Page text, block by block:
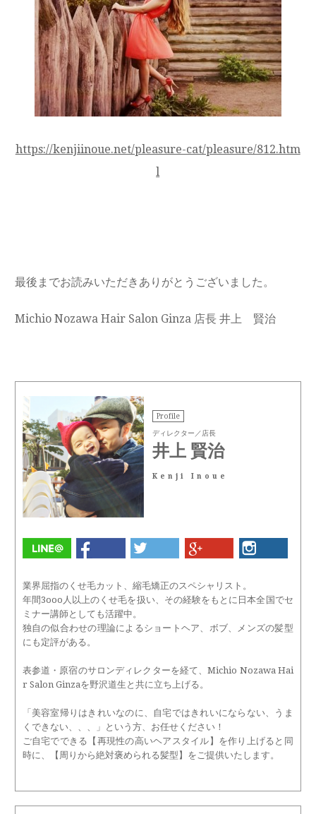
https://kenjiinoue.net/pleasure-cat/pleasure/812.htm
l
最後までお読みいただきありがとうございました。
Michio Nozawa Hair Salon Ginza 店長 井上 賢治
Profile
ディレクター／店長
井上 賢治
Kenji Inoue
業界屈指のくせ毛カット、縮毛矯正のスペシャリスト。
年間3ooo人以上のくせ毛を扱い、その経験をもとに日本全国でセ
ミナー講師としても活躍中。
独自の似合わせの理論によるショートヘア、ボブ、メンズの髪型
にも定評がある。
表参道・原宿のサロンディレクターを経て、Michio Nozawa Hai
r Salon Ginzaを野沢道生と共に立ち上げる。
「美容室帰りはきれいなのに、自宅ではきれいにならない、うま
くできない、、、」という方、お任せください！
ご自宅でできる【再現性の高いヘアスタイル】を作り上げると同
時に、【周りから絶対褒められる髪型】をご提供いたします。